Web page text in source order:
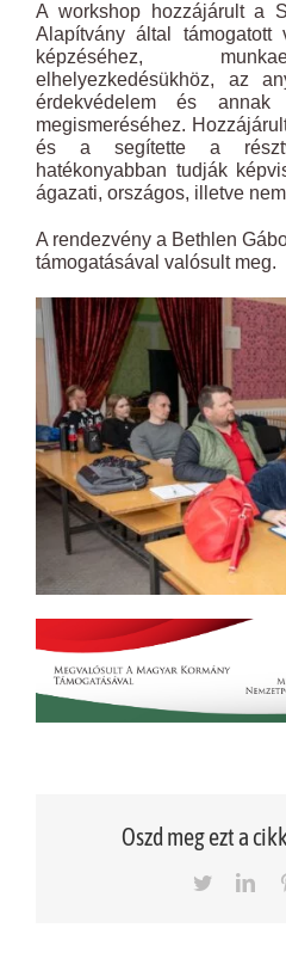
A workshop hozzájárult a
Alapítvány által támogatott
képzéséhez,
elhelyezkedésükhöz, az
érdekvédelem és annak
megismeréséhez.
és a segítette a
hatékonyabban tudják
ágazati, országos, illetve
A rendezvény a Bethlen
támogatásával valósult meg.
Oszd meg ezt a
Twitter